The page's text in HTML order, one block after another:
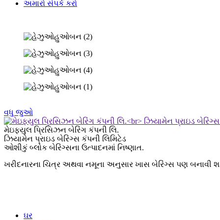
અમારો સંપર્ક કરો
વધુ જુઓ
મેઇફ્યુલ પ્રિસિઝન બેરિંગ કંપની લિ.
ઝિયામેન પ્રાઇડ બેરિંગ્સ કંપની લિમિટેડ
ઓશીકું બ્લોક બેરિંગ્સના ઉત્પાદનમાં નિષ્ણાત.
ખરીદનારના ચિત્ર અથવા નમૂના અનુસાર ખાસ બેરિંગ્સ પણ બનાવી
ઘર